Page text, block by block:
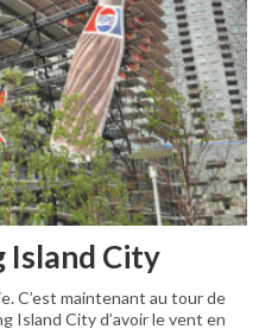
Island City
C’est maintenant au tour de
Island City d’avoir le vent en